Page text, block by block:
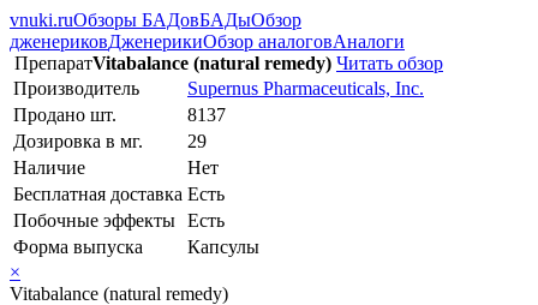
vnuki.ruОбзоры БАДовБАДыОбзор
дженериковДженерикиОбзор аналоговАналоги
ПрепаратVitabalance (natural remedy) Читать обзор
Производитель
Supernus Pharmaceuticals, Inc.
Продано шт.
8137
Дозировка в мг.
29
Наличие
Нет
Бесплатная доставка Есть
Побочные эффекты Есть
Форма выпуска
Капсулы
×
Vitabalance (natural remedy)